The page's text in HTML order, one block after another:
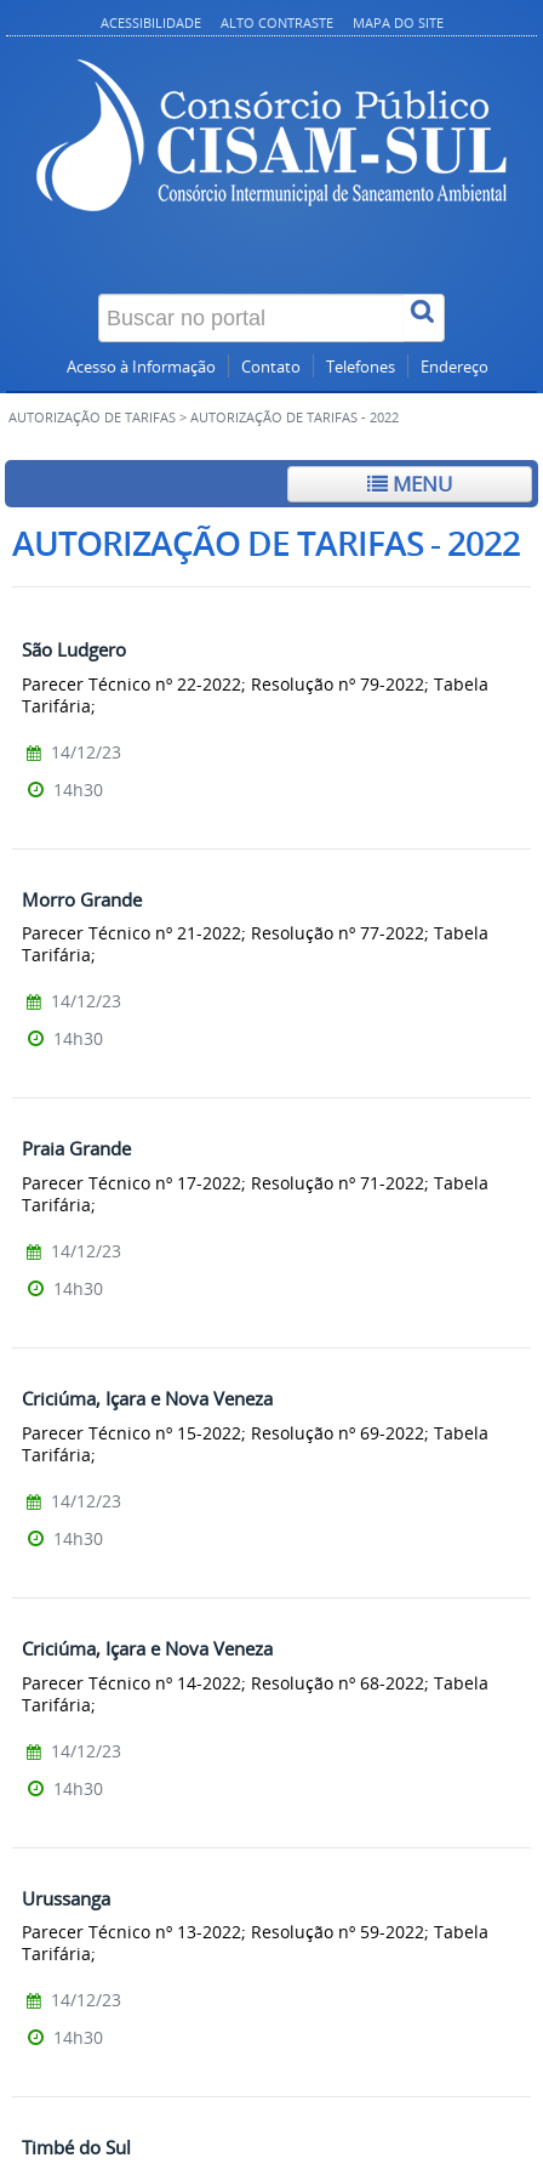
ACESSIBILIDADE ALTO CONTRASTE MAPA DO SITE
Acesso à Informação Contato Telefones Endereço
AUTORIZAÇÃO DE TARIFAS > AUTORIZAÇÃO DE TARIFAS - 2022
MENU
AUTORIZAÇÃO DE TARIFAS - 2022
São Ludgero
Parecer Técnico nº 22-2022; Resolução nº 79-2022; Tabela
Tarifária;
14/12/23
14h30
Morro Grande
Parecer Técnico nº 21-2022; Resolução nº 77-2022; Tabela
Tarifária;
14/12/23
14h30
Praia Grande
Parecer Técnico nº 17-2022; Resolução nº 71-2022; Tabela
Tarifária;
14/12/23
14h30
Criciúma, Içara e Nova Veneza
Parecer Técnico nº 15-2022; Resolução nº 69-2022; Tabela
Tarifária;
14/12/23
14h30
Criciúma, Içara e Nova Veneza
Parecer Técnico nº 14-2022; Resolução nº 68-2022; Tabela
Tarifária;
14/12/23
14h30
Urussanga
Parecer Técnico nº 13-2022; Resolução nº 59-2022; Tabela
Tarifária;
14/12/23
14h30
Timbé do Sul